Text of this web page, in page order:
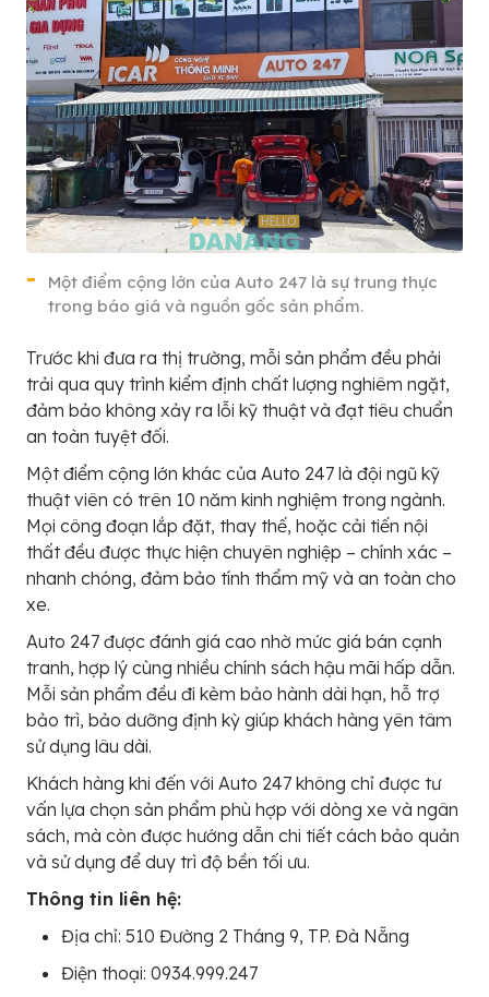
Một điểm cộng lớn của Auto 247 là sự trung thực
trong báo giá và nguồn gốc sản phẩm.
Trước khi đưa ra thị trường, mỗi sản phẩm đều phải
trải qua quy trình kiểm định chất lượng nghiêm ngặt,
đảm bảo không xảy ra lỗi kỹ thuật và đạt tiêu chuẩn
an toàn tuyệt đối.
Một điểm cộng lớn khác của Auto 247 là đội ngũ kỹ
thuật viên có trên 10 năm kinh nghiệm trong ngành.
Mọi công đoạn lắp đặt, thay thế, hoặc cải tiến nội
thất đều được thực hiện chuyên nghiệp – chính xác –
nhanh chóng, đảm bảo tính thẩm mỹ và an toàn cho
xe.
Auto 247 được đánh giá cao nhờ mức giá bán cạnh
tranh, hợp lý cùng nhiều chính sách hậu mãi hấp dẫn.
Mỗi sản phẩm đều đi kèm bảo hành dài hạn, hỗ trợ
bảo trì, bảo dưỡng định kỳ giúp khách hàng yên tâm
sử dụng lâu dài.
Khách hàng khi đến với Auto 247 không chỉ được tư
vấn lựa chọn sản phẩm phù hợp với dòng xe và ngân
sách, mà còn được hướng dẫn chi tiết cách bảo quản
và sử dụng để duy trì độ bền tối ưu.
Thông tin liên hệ:
Địa chỉ: 510 Đường 2 Tháng 9, TP. Đà Nẵng
Điện thoại: 0934.999.247